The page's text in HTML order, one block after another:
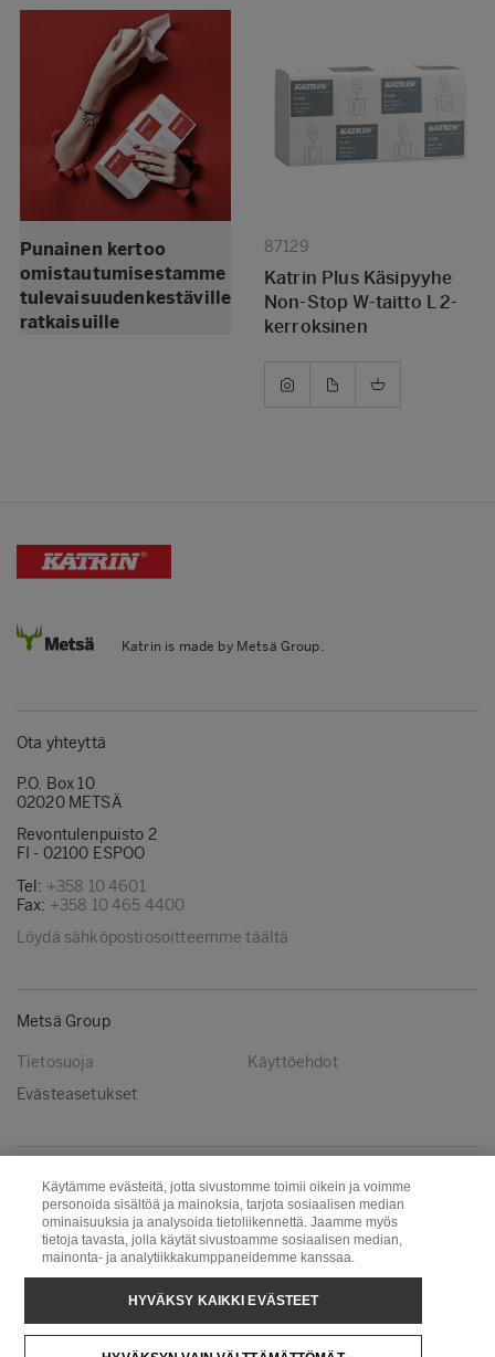
Punainen kertoo
omistautumisestamme
tulevaisuudenkestäville
ratkaisuille
87129
Katrin Plus Käsipyyhe
Non-Stop W-taitto L 2-
kerroksinen
Katrin is made by Metsä Group.
Ota yhteyttä
P.O. Box 10
02020 METSÄ
Revontulenpuisto 2
FI - 02100 ESPOO
Tel: +358 10 4601
Fax: +358 10 465 4400
Löydä sähköpostiosoitteemme täältä
Metsä Group
Tietosuoja
Käyttöehdot
Evästeasetukset
Seuraa meitä
LinkedIn Youtube
Metsä Fibre
Metsä Forest
Metsä Spring
Käytämme evästeitä, jotta sivustomme toimii oikein ja voimme
personoida sisältöä ja mainoksia, tarjota sosiaalisen median
ominaisuuksia ja analysoida tietoliikennettä. Jaamme myös
tietoja tavasta, jolla käytät sivustoamme sosiaalisen median,
mainonta- ja analytiikkakumppaneidemme kanssaa.
HYVÄKSY KAIKKI EVÄSTEET